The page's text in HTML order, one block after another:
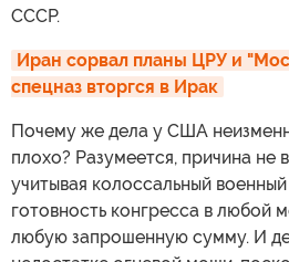
СССР.
Иран сорвал планы ЦРУ и
спецназ вторгся в Ирак
Почему же дела у США
плохо? Разумеется, причина не
учитывая колоссальный
готовность конгресса в любой
любую запрошенную сумму. И